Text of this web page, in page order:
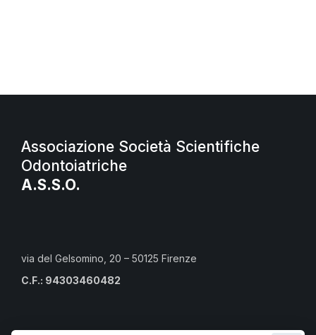
Associazione Società Scientifiche
Odontoiatriche
A.S.S.O.
via del Gelsomino, 20 – 50125 Firenze
C.F.: 94303460482